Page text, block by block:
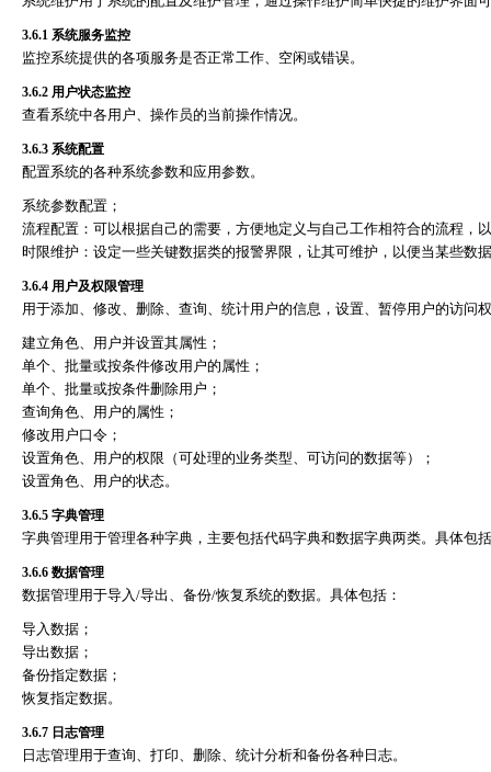
3.6.1 系统服务监控
监控系统提供的各项服务是否正常工作、空闲或错误。
3.6.2 用户状态监控
查看系统中各用户、操作员的当前操作情况。
3.6.3 系统配置
配置系统的各种系统参数和应用参数。
系统参数配置；
流程配置：可以根据自己的需要，方便地定义与自己工作相符合的流程，
时限维护：设定一些关键数据类的报警界限，让其可维护，以便当某些
3.6.4 用户及权限管理
用于添加、修改、删除、查询、统计用户的信息，设置、暂停用户的访问
建立角色、用户并设置其属性；
单个、批量或按条件修改用户的属性；
单个、批量或按条件删除用户；
查询角色、用户的属性；
修改用户口令；
设置角色、用户的权限（可处理的业务类型、可访问的数据等）；
设置角色、用户的状态。
3.6.5 字典管理
字典管理用于管理各种字典，主要包括代码字典和数据字典两类。具体包
3.6.6 数据管理
数据管理用于导入/导出、备份/恢复系统的数据。具体包括：
导入数据；
导出数据；
备份指定数据；
恢复指定数据。
3.6.7 日志管理
日志管理用于查询、打印、删除、统计分析和备份各种日志。